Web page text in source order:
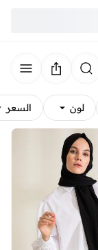
لون السعر